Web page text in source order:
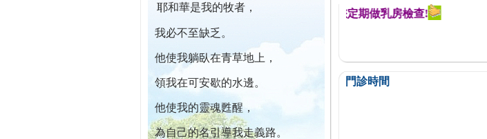
耶和華是我的牧者，
我必不至缺乏。
他使我躺臥在青草地上，
領我在可安歇的水邊。
他使我的靈魂甦醒，
為自己的名引導我走義路。
本院自開幕迄今已篩檢出1700位乳癌患者,提醒您定期做乳房檢查!
門診時間